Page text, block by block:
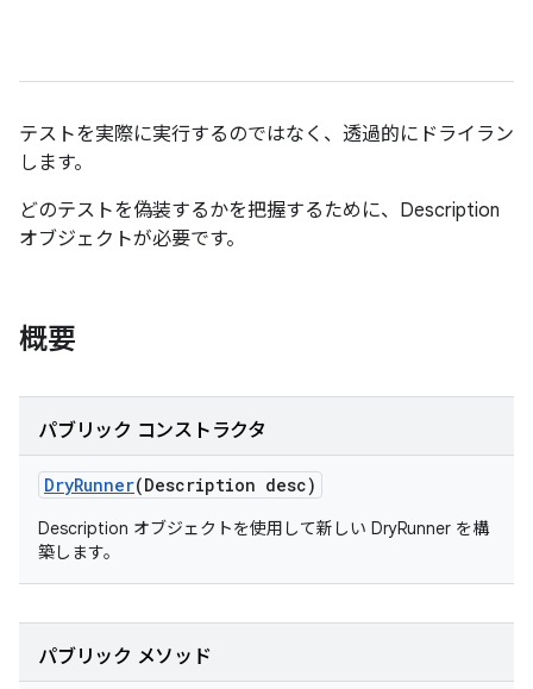
テストを実際に実行するのではなく、透過的にドライラン
します。
どのテストを偽装するかを把握するために、Description
オブジェクトが必要です。
概要
パブリック コンストラクタ
DryRunner(Description desc)
Description オブジェクトを使用して新しい DryRunner を構
築します。
パブリック メソッド